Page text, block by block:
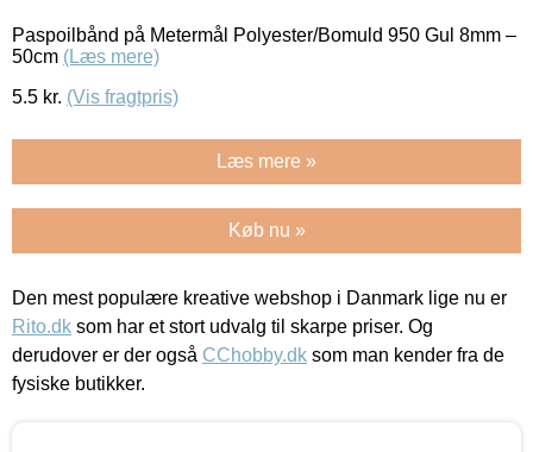
Paspoilbånd på Metermål Polyester/Bomuld 950 Gul 8mm –
50cm (Læs mere)
5.5 kr. (Vis fragtpris)
Læs mere »
Køb nu »
Den mest populære kreative webshop i Danmark lige nu er
Rito.dk som har et stort udvalg til skarpe priser. Og
derudover er der også CChobby.dk som man kender fra de
fysiske butikker.